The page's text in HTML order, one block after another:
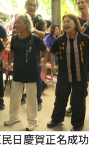
日慶賀正名成功